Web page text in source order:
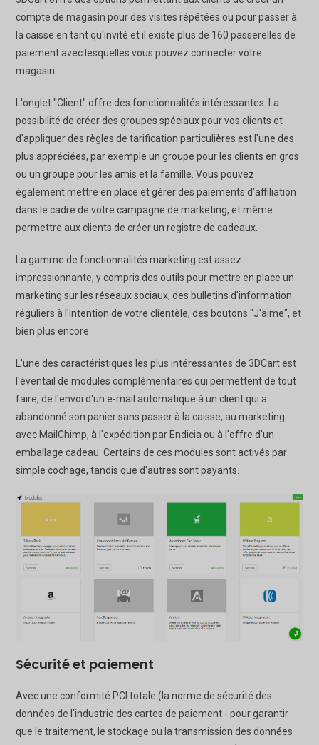
compte de magasin pour des visites répétées ou pour passer à
la caisse en tant qu'invité et il existe plus de 160 passerelles de
paiement avec lesquelles vous pouvez connecter votre
magasin.
L'onglet "Client" offre des fonctionnalités intéressantes. La
possibilité de créer des groupes spéciaux pour vos clients et
d'appliquer des règles de tarification particulières est l'une des
plus appréciées, par exemple un groupe pour les clients en gros
ou un groupe pour les amis et la famille. Vous pouvez
également mettre en place et gérer des paiements d'affiliation
dans le cadre de votre campagne de marketing, et même
permettre aux clients de créer un registre de cadeaux.
La gamme de fonctionnalités marketing est assez
impressionnante, y compris des outils pour mettre en place un
marketing sur les réseaux sociaux, des bulletins d'information
réguliers à l'intention de votre clientèle, des boutons "J'aime", et
bien plus encore.
L'une des caractéristiques les plus intéressantes de 3DCart est
l'éventail de modules complémentaires qui permettent de tout
faire, de l'envoi d'un e-mail automatique à un client qui a
abandonné son panier sans passer à la caisse, au marketing
avec MailChimp, à l'expédition par Endicia ou à l'offre d'un
emballage cadeau. Certains de ces modules sont activés par
simple cochage, tandis que d'autres sont payants.
Sécurité et paiement
Avec une conformité PCI totale (la norme de sécurité des
données de l'industrie des cartes de paiement - pour garantir
que le traitement, le stockage ou la transmission des données